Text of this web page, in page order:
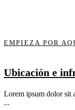
EMPIEZA POR
Ubicación e
Lorem ipsum dolor sit
...